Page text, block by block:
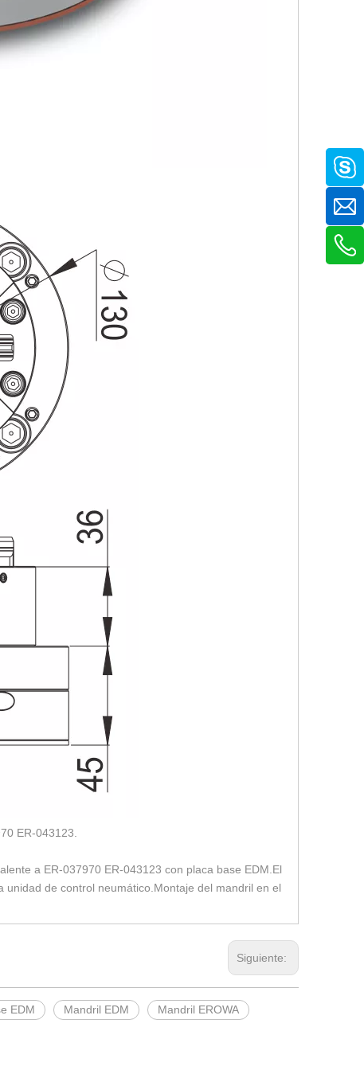
ER-043123.
a ER-037970 ER-043123 con placa base EDM.El
de control neumático.Montaje del mandril en el
Siguiente:
EDM Mandril EDM Mandril EROWA